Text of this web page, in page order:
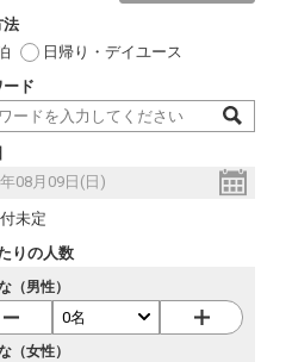
法
日帰り・デイユース
ード
未定
りの人数
（男性）
（女性）